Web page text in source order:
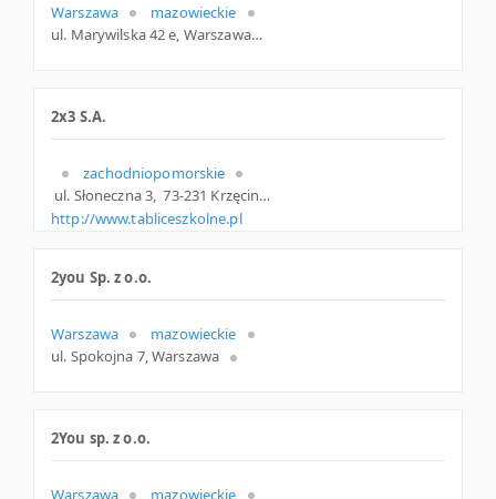
Warszawa
mazowieckie
ul. Marywilska 42 e, Warszawa
2x3 S.A.
zachodniopomorskie
ul. Słoneczna 3, 73-231 Krzęcin, choszczeński, zachodniopomorskie
http://www.tabliceszkolne.pl
2you Sp. z o.o.
Warszawa
mazowieckie
ul. Spokojna 7, Warszawa
2You sp. z o.o.
Warszawa
mazowieckie